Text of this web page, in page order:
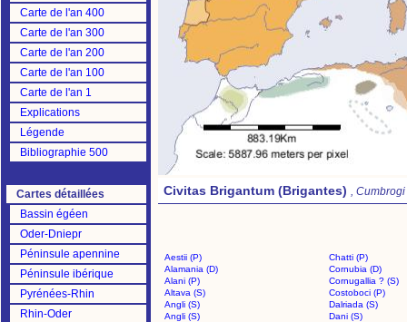
Carte de l'an 400
Carte de l'an 300
Carte de l'an 200
Carte de l'an 100
Carte de l'an 1
Explications
Légende
Bibliographie 500
Cartes détaillées
Bassin égéen
Oder-Dniepr
Péninsule apennine
Péninsule ibérique
Pyrénées-Rhin
Rhin-Oder
Civitas Brigantum (Brigantes) ,
Aestii (P)
Chatti (P)
Alamania (D)
Cornubia (D)
Alani (P)
Cornugallia ? (S)
Altava (S)
Costoboci (P)
Angli (S)
Dalriada (S)
Angli (S)
Dani (S)